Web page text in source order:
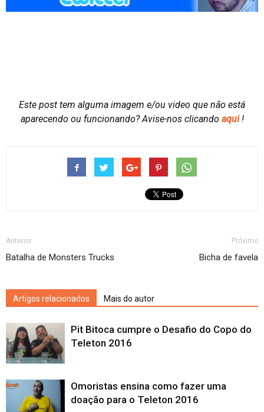
Este post tem alguma imagem e/ou video que não está
aparecendo ou funcionando? Avise-nos clicando aqui!
Anterior
Batalha de Monsters Trucks
Próximo
Bicha de favela
Artigos relacionados Mais do autor
Pit Bitoca cumpre o Desafio do Copo do
Teleton 2016
Omoristas ensina como fazer uma
doação para o Teleton 2016